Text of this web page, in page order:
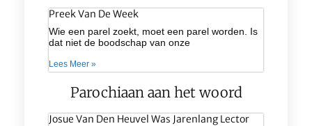
Preek Van De Week
Wie een parel zoekt, moet een parel worden. Is
dat niet de boodschap van onze
Lees Meer »
Parochiaan aan het woord
Josue Van Den Heuvel Was Jarenlang Lector